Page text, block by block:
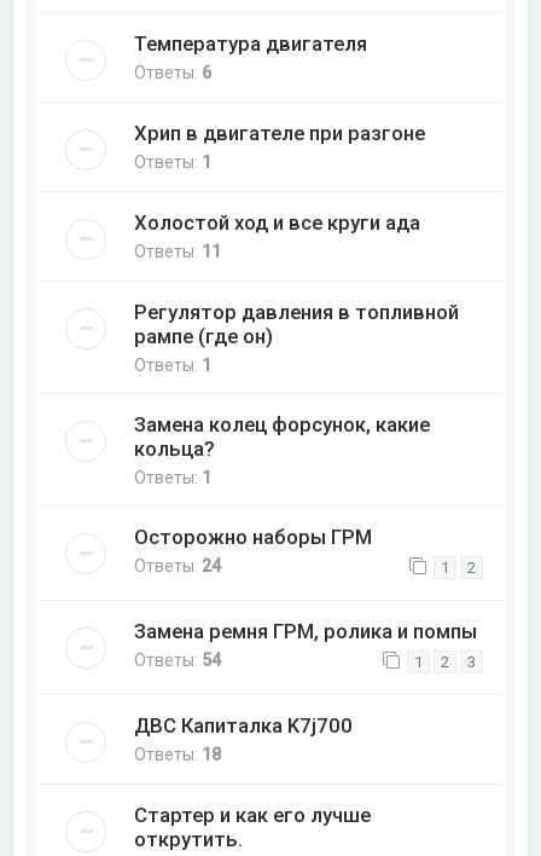
Температура двигателя
Ответы: 6
Хрип в двигателе при разгоне
Ответы: 1
Холостой ход и все круги ада
Ответы: 11
Регулятор давления в топливной
рампе (где он)
Ответы: 1
Замена колец форсунок, какие
кольца?
Ответы: 1
Осторожно наборы ГРМ
Ответы: 24 1 2
Замена ремня ГРМ, ролика и помпы
Ответы: 54 1 2 3
ДВС Капиталка K7j700
Ответы: 18
Стартер и как его лучше
открутить.